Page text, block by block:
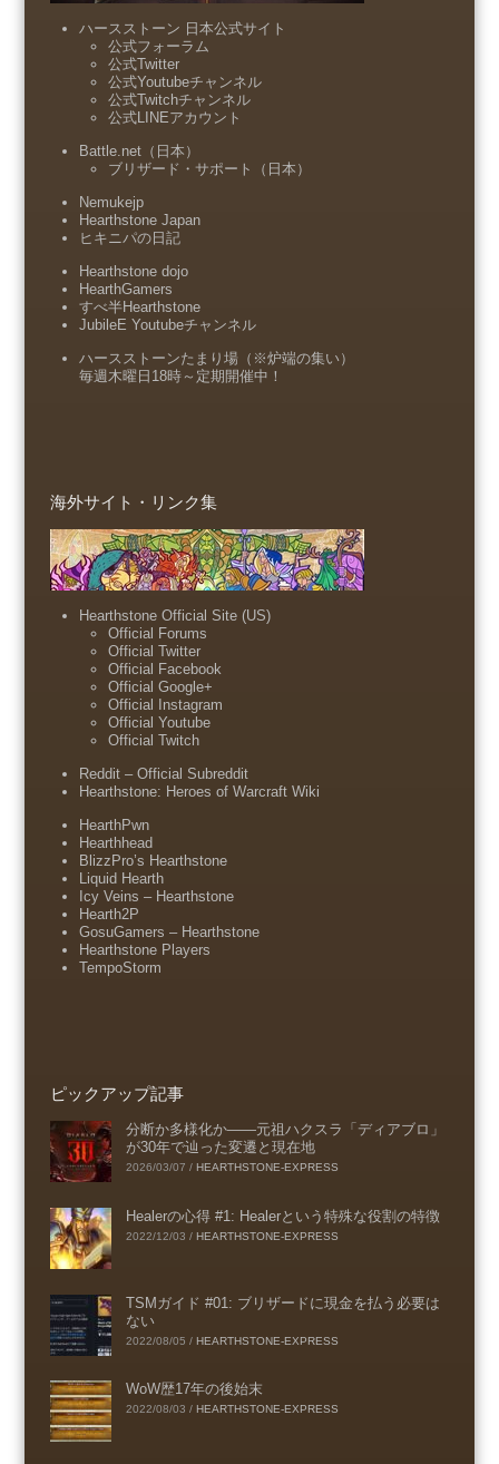
ハースストーン 日本公式サイト
公式フォーラム
公式Twitter
公式Youtubeチャンネル
公式Twitchチャンネル
公式LINEアカウント
Battle.net（日本）
ブリザード・サポート（日本）
Nemukejp
Hearthstone Japan
ヒキニパの日記
Hearthstone dojo
HearthGamers
すべ半Hearthstone
JubileE Youtubeチャンネル
ハースストーンたまり場（※炉端の集い）
毎週木曜日18時～定期開催中！
海外サイト・リンク集
Hearthstone Official Site (US)
Official Forums
Official Twitter
Official Facebook
Official Google+
Official Instagram
Official Youtube
Official Twitch
Reddit – Official Subreddit
Hearthstone: Heroes of Warcraft Wiki
HearthPwn
Hearthhead
BlizzPro’s Hearthstone
Liquid Hearth
Icy Veins – Hearthstone
Hearth2P
GosuGamers – Hearthstone
Hearthstone Players
TempoStorm
ピックアップ記事
分断か多様化か――元祖ハクスラ「ディアブロ」
が30年で辿った変遷と現在地
2026/03/07 / HEARTHSTONE-EXPRESS
Healerの心得 #1: Healerという特殊な役割の特徴
2022/12/03 / HEARTHSTONE-EXPRESS
TSMガイド #01: ブリザードに現金を払う必要は
ない
2022/08/05 / HEARTHSTONE-EXPRESS
WoW歴17年の後始末
2022/08/03 / HEARTHSTONE-EXPRESS